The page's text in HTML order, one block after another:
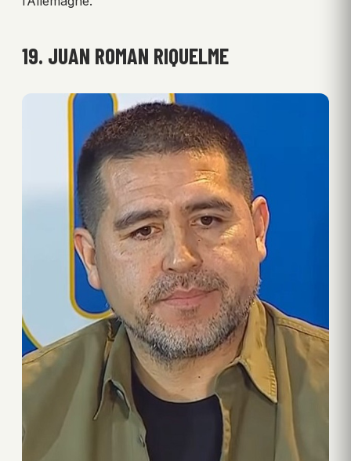
19. JUAN ROMAN RIQUELME